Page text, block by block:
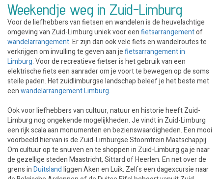
Weekendje weg in Zuid-Limburg
Voor de liefhebbers van fietsen en wandelen is de heuvelachtige
omgeving van Zuid-Limburg uniek voor eenfietsarrangementof
wandelarrangement. Er zijn dan ook vele fiets en wandelroutes te
verkrijgen om invulling te geven aan jefietsarrangement in
Limburg. Voor de recreatieve fietser is het gebruik van een
elektrische fiets een aanrader om je voort te bewegen op de soms
steile paden. Het zuidlimburgse landschap beleef je het beste met
eenwandelarrangement Limburg.
Ook voor liefhebbers van cultuur, natuur en historie heeft Zuid-
Limburg nog ongekende mogelijkheden. Je vindt in Zuid-Limburg
een rijk scala aan monumenten en bezienswaardigheden. Een mooi
voorbeeld hiervan is de Zuid-Limburgse Stoomtrein Maatschappij.
Om cultuur op te snuiven en te shoppen in Zuid-Limburg ga je naar
de gezellige steden Maastricht, Sittard of Heerlen. En net over de
grens inDuitslandliggen Aken en Luik. Zelfs een dagexcursie naar